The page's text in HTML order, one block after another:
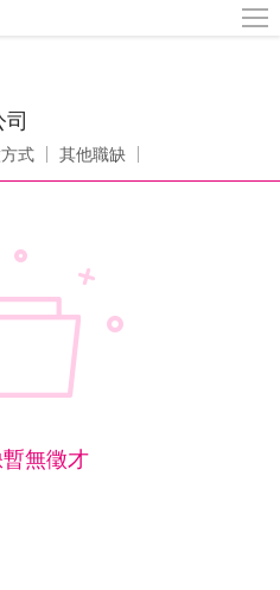
式 其他職缺
無徵才